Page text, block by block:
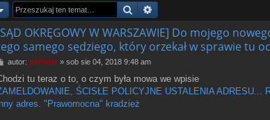
Szukaj
OKRĘGOWY W WARSZAWIE] Do mojego
samego sędziego, który orzekał w sprawie tu
P
s
t
autor: piotrniz » sob sie 04, 2018 9:48 am
tu teraz o to, o czym była mowa we wpisie
ŚCISŁE POLICYJNE USTALENIA ADRESU...
adres. "Prawomocna" kradzież